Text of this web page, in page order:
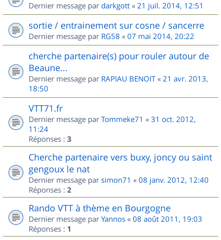
Dernier message par darkgott « 21 juil. 2014, 12:51
sortie / entrainement sur cosne / sancerre
Dernier message par RG58 « 07 mai 2014, 20:22
cherche partenaire(s) pour rouler autour de
Beaune...
Dernier message par RAPIAU BENOIT« 21 avr. 2013,
18:50
VTT71.fr
Dernier message par Tommeke71 « 31 oct. 2012,
11:24
Réponses : 3
Cherche partenaire vers buxy, joncy ou saint
gengoux le nat
Dernier message par simon71 « 08 janv. 2012, 12:40
Réponses : 2
Rando VTT à thème en Bourgogne
Dernier message par Yannos « 08 août 2011, 19:03
Réponses : 1